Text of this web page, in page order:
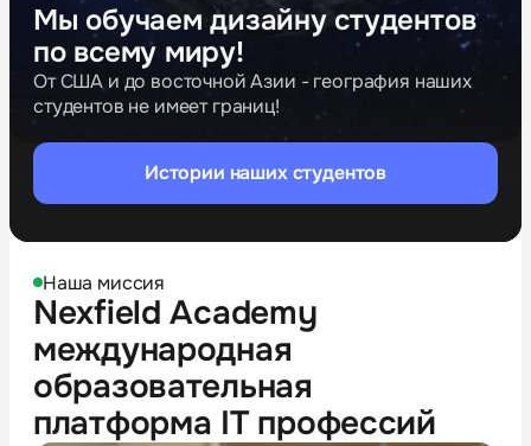
Мы обучаем дизайну студентов
по всему миру!
От США и до восточной Азии - география наших
студентов не имеет границ!
Истории наших студентов
Наша миссия
Nexfield Academy
международная
образовательная
платформа IT профессий